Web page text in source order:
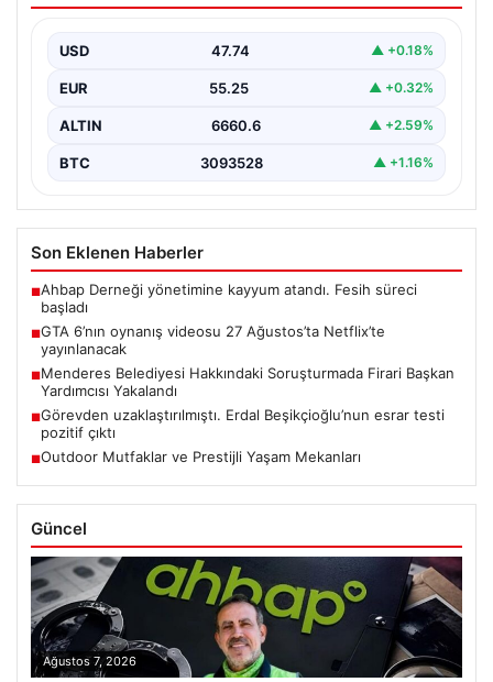
Ağustos’ta Netflix’te Yayınlanacak”, “content”: “ Güçlü
beklentilerin…
USD 47.74 ▲ +0.18%
EUR 55.25 ▲ +0.32%
ALTIN 6660.6 ▲ +2.59%
BTC 3093528 ▲ +1.16%
Son Eklenen Haberler
■Ahbap Derneği yönetimine kayyum atandı. Fesih süreci
başladı
■GTA 6’nın oynanış videosu 27 Ağustos’ta Netflix’te
yayınlanacak
■Menderes Belediyesi Hakkındaki Soruşturmada Firari Başkan
Yardımcısı Yakalandı
■Görevden uzaklaştırılmıştı. Erdal Beşikçioğlu’nun esrar testi
pozitif çıktı
■Outdoor Mutfaklar ve Prestijli Yaşam Mekanları
Güncel
Ağustos 7, 2026